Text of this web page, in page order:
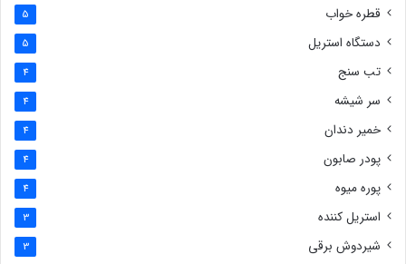
قطره خواب 5
دستگاه استریل 5
تب سنج 4
سر شیشه 4
خمیر دندان 4
پودر صابون 4
پوره میوه 4
استریل کننده 3
شیردوش برقی 3